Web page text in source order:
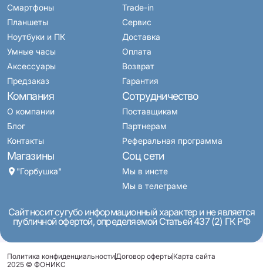
Смартфоны
Планшеты
Ноутбуки и ПК
Умные часы
Аксессуары
Предзаказ
Trade-in
Сервис
Доставка
Оплата
Возврат
Гарантия
Компания
О компании
Блог
Контакты
Магазины
"Горбушка"
Сотрудничество
Поставщикам
Партнерам
Реферальная программа
Соц сети
Мы в инсте
Мы в телеграме
Сайт носит сугубо информационный характер и не является
публичной офертой, определяемой Статьей 437 (2) ГК РФ
Политика конфиденциальностиДоговор оферты Карта сайта
2025 © ФОНИКС